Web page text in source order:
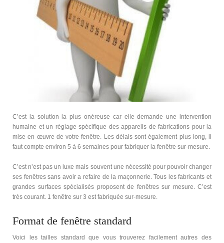
C’est la solution la plus onéreuse car elle demande une intervention
humaine et un réglage spécifique des appareils de fabrications pour la
mise en œuvre de votre fenêtre. Les délais sont également plus long, il
faut compte environ 5 à 6 semaines pour fabriquer la fenêtre sur-mesure.
C’est n’est pas un luxe mais souvent une nécessité pour pouvoir changer
ses fenêtres sans avoir a refaire de la maçonnerie. Tous les fabricants et
grandes surfaces spécialisés proposent de fenêtres sur mesure. C’est
très courant. 1 fenêtre sur 3 est fabriquée sur-mesure.
Format de fenêtre standard
Voici les tailles standard que vous trouverez facilement autres des